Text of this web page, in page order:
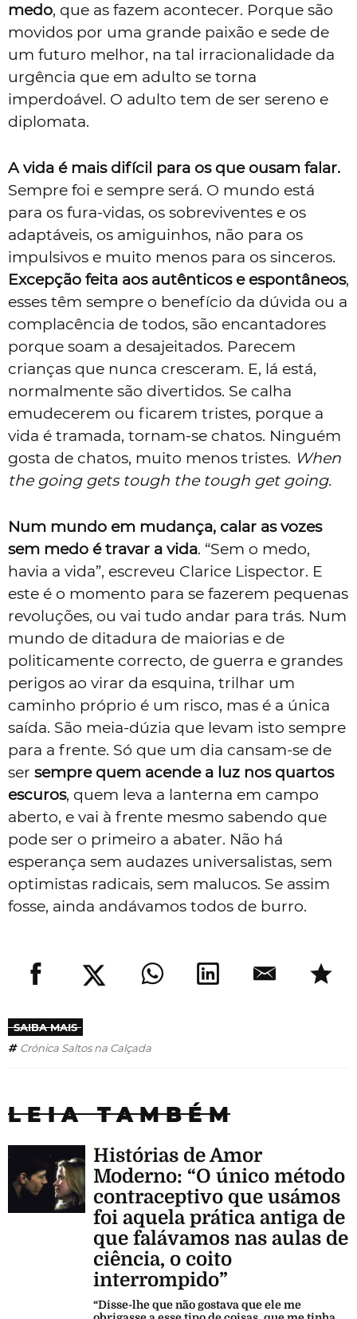
medo, que as fazem acontecer. Porque são
movidos por uma grande paixão e sede de
um futuro melhor, na tal irracionalidade da
urgência que em adulto se torna
imperdoável. O adulto tem de ser sereno e
diplomata.
A vida é mais difícil para os que ousam falar.
Sempre foi e sempre será. O mundo está
para os fura-vidas, os sobreviventes e os
adaptáveis, os amiguinhos, não para os
impulsivos e muito menos para os sinceros.
Excepção feita aos autênticos e espontâneos,
esses têm sempre o benefício da dúvida ou a
complacência de todos, são encantadores
porque soam a desajeitados. Parecem
crianças que nunca cresceram. E, lá está,
normalmente são divertidos. Se calha
emudecerem ou ficarem tristes, porque a
vida é tramada, tornam-se chatos. Ninguém
gosta de chatos, muito menos tristes. When
the going gets tough the tough get going.
Num mundo em mudança, calar as vozes
sem medo é travar a vida. “Sem o medo,
havia a vida”, escreveu Clarice Lispector. E
este é o momento para se fazerem pequenas
revoluções, ou vai tudo andar para trás. Num
mundo de ditadura de maiorias e de
politicamente correcto, de guerra e grandes
perigos ao virar da esquina, trilhar um
caminho próprio é um risco, mas é a única
saída. São meia-dúzia que levam isto sempre
para a frente. Só que um dia cansam-se de
ser sempre quem acende a luz nos quartos
escuros, quem leva a lanterna em campo
aberto, e vai à frente mesmo sabendo que
pode ser o primeiro a abater. Não há
esperança sem audazes universalistas, sem
optimistas radicais, sem malucos. Se assim
fosse, ainda andávamos todos de burro.
SAIBA MAIS
Crónica Saltos na Calçada
LEIA TAMBÉM
Histórias de Amor
Moderno: “O único método
contraceptivo que usámos
foi aquela prática antiga de
que falávamos nas aulas de
ciência, o coito
interrompido”
“Disse-lhe que não gostava que ele me